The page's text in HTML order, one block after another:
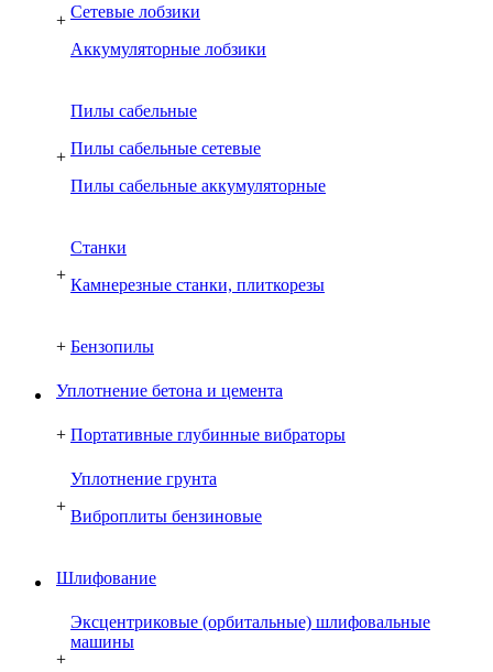
+ Сетевые лобзики
Аккумуляторные лобзики
+
Пилы сабельные
Пилы сабельные сетевые
Пилы сабельные аккумуляторные
+
Cтанки
Камнерезные станки, плиткорезы
+ Бензопилы
Уплотнение бетона и цемента
+ Портативные глубинные вибраторы
+
Уплотнение грунта
Виброплиты бензиновые
Шлифование
+
Эксцентриковые (орбитальные) шлифовальные
машины